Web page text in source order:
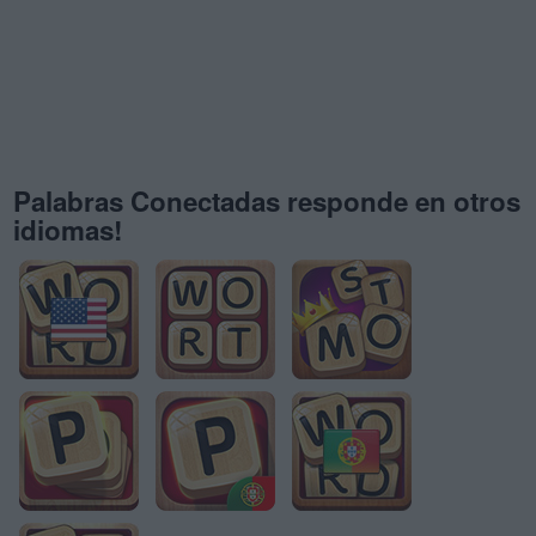
Palabras Conectadas responde en otros
idiomas!